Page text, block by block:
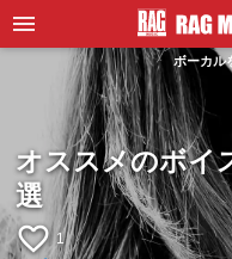
ボーカル
オススメのボイ
選
favorite_border 1